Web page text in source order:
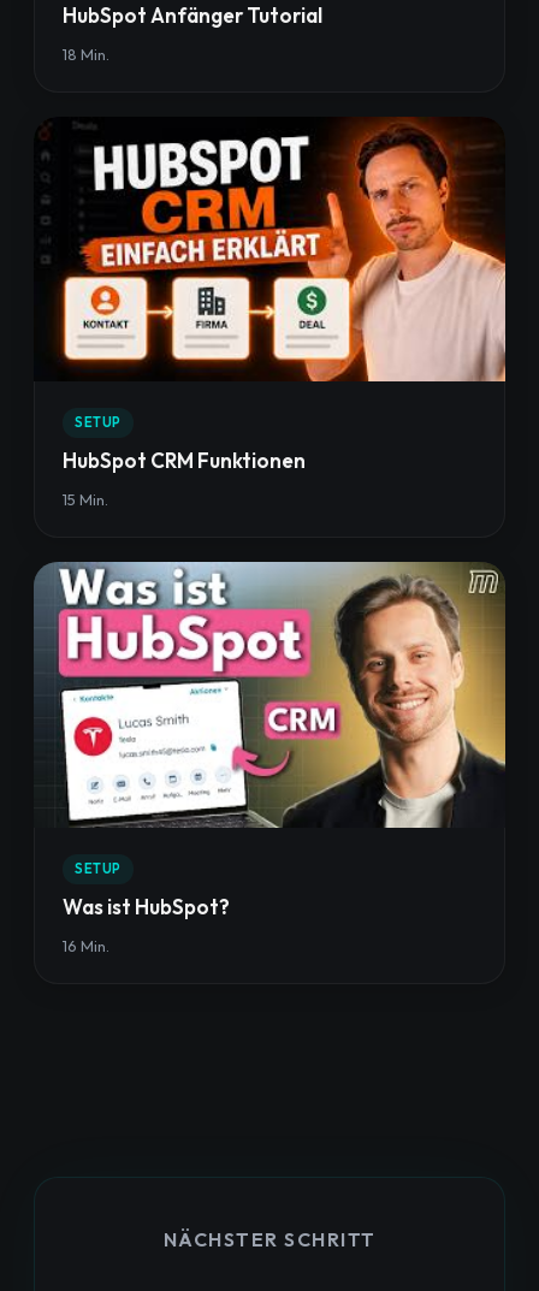
HubSpot Anfänger Tutorial
18 Min.
SETUP
HubSpot CRM Funktionen
15 Min.
SETUP
Was ist HubSpot?
16 Min.
NÄCHSTER SCHRITT